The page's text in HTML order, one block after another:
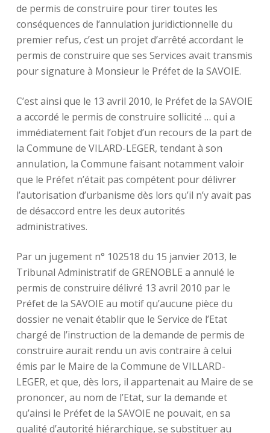
de permis de construire pour tirer toutes les
conséquences de l’annulation juridictionnelle du
premier refus, c’est un projet d’arrêté accordant le
permis de construire que ses Services avait transmis
pour signature à Monsieur le Préfet de la SAVOIE.
C’est ainsi que le 13 avril 2010, le Préfet de la SAVOIE
a accordé le permis de construire sollicité … qui a
immédiatement fait l’objet d’un recours de la part de
la Commune de VILARD-LEGER, tendant à son
annulation, la Commune faisant notamment valoir
que le Préfet n’était pas compétent pour délivrer
l’autorisation d’urbanisme dès lors qu’il n’y avait pas
de désaccord entre les deux autorités
administratives.
Par un jugement n° 102518 du 15 janvier 2013, le
Tribunal Administratif de GRENOBLE a annulé le
permis de construire délivré 13 avril 2010 par le
Préfet de la SAVOIE au motif qu’aucune pièce du
dossier ne venait établir que le Service de l’Etat
chargé de l’instruction de la demande de permis de
construire aurait rendu un avis contraire à celui
émis par le Maire de la Commune de VILLARD-
LEGER, et que, dès lors, il appartenait au Maire de se
prononcer, au nom de l’Etat, sur la demande et
qu’ainsi le Préfet de la SAVOIE ne pouvait, en sa
qualité d’autorité hiérarchique, se substituer au